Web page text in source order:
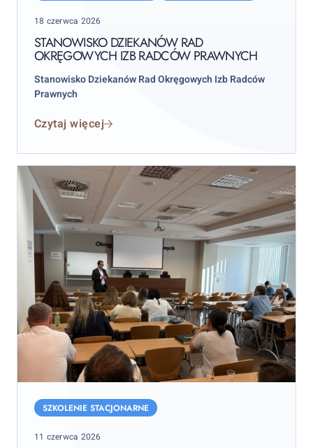
Radców
Prawnych
Posted
18 czerwca 2026
STANOWISKO DZIEKANÓW RAD
OKRĘGOWYCH IZB RADCÓW PRAWNYCH
StanowiskoDziekanów Rad Okręgowych Izb Radców
Prawnych
Czytaj więcej
oraz
SZKOLENIE STACJONARNE
Posted
11 czerwca 2026